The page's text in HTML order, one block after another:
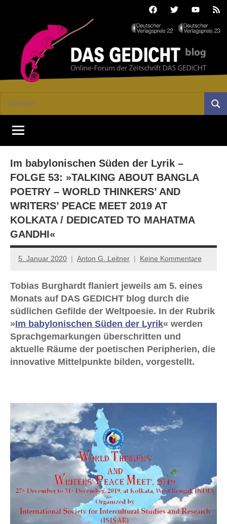
FacebookTwitterYoutube
GEDICHT
blog
Forum
von
DAS
Lyrik,
Essay
Kritik
Suchen
Im babylonischen Süden der Lyrik –
FOLGE 53: »TALKING ABOUT BANGLA
POETRY – WORLD THINKERS’ AND
WRITERS’ PEACE MEET 2019 AT
KOLKATA / DEDICATED TO MAHATMA
GANDHI«
5. Januar 2020 Anton G. Leitner Keine Kommentare
Tobias Burghardt flaniert jeweils am 5. eines
Monats auf DAS GEDICHT blog durch die
südlichen Gefilde der Weltpoesie. In der Rubrik
»Im babylonischen Süden der Lyrik« werden
Sprachgemarkungen überschritten und
aktuelle Räume der poetischen Peripherien, die
innovative Mittelpunkte bilden, vorgestellt.